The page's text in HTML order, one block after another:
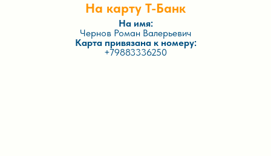
На карту Т-Банк
На имя:
Чернов Роман Валерьевич
Карта привязана к номеру:
+79883336250